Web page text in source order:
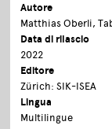
Autore
Matthias Oberli,
Data di rilascio
2022
Editore
Zürich: SIK-ISEA
Lingua
Multilingue